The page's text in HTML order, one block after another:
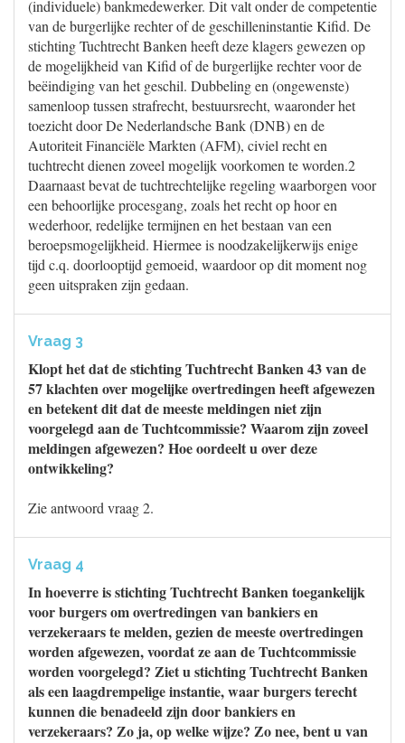
(individuele) bankmedewerker. Dit valt onder de competentie
van de burgerlijke rechter of de geschilleninstantie Kifid. De
stichting Tuchtrecht Banken heeft deze klagers gewezen op
de mogelijkheid van Kifid of de burgerlijke rechter voor de
beëindiging van het geschil. Dubbeling en (ongewenste)
samenloop tussen strafrecht, bestuursrecht, waaronder het
toezicht door De Nederlandsche Bank (DNB) en de
Autoriteit Financiële Markten (AFM), civiel recht en
tuchtrecht dienen zoveel mogelijk voorkomen te worden.2
Daarnaast bevat de tuchtrechtelijke regeling waarborgen voor
een behoorlijke procesgang, zoals het recht op hoor en
wederhoor, redelijke termijnen en het bestaan van een
beroepsmogelijkheid. Hiermee is noodzakelijkerwijs enige
tijd c.q. doorlooptijd gemoeid, waardoor op dit moment nog
geen uitspraken zijn gedaan.
Vraag 3
Klopt het dat de stichting Tuchtrecht Banken 43 van de
57 klachten over mogelijke overtredingen heeft afgewezen
en betekent dit dat de meeste meldingen niet zijn
voorgelegd aan de Tuchtcommissie? Waarom zijn zoveel
meldingen afgewezen? Hoe oordeelt u over deze
ontwikkeling?
Zie antwoord vraag 2.
Vraag 4
In hoeverre is stichting Tuchtrecht Banken toegankelijk
voor burgers om overtredingen van bankiers en
verzekeraars te melden, gezien de meeste overtredingen
worden afgewezen, voordat ze aan de Tuchtcommissie
worden voorgelegd? Ziet u stichting Tuchtrecht Banken
als een laagdrempelige instantie, waar burgers terecht
kunnen die benadeeld zijn door bankiers en
verzekeraars? Zo ja, op welke wijze? Zo nee, bent u van